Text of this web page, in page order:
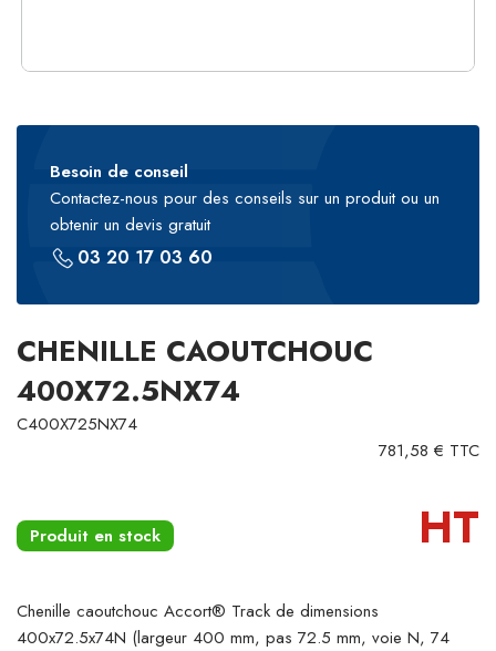
Besoin de conseil
Contactez-nous pour des conseils sur un produit ou un
obtenir un devis gratuit
03 20 17 03 60
CHENILLE CAOUTCHOUC
400X72.5NX74
C400X725NX74
781,58 € TTC
Produit en stock HT
Chenille caoutchouc Accort® Track de dimensions
400x72.5x74N (largeur 400 mm, pas 72.5 mm, voie N, 74